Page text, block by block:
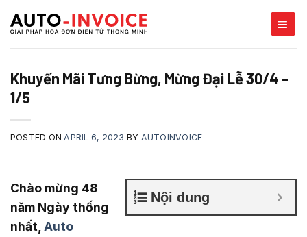
to
Khuyến Mãi Tưng Bừng, Mừng Đại Lễ 30/4 –
1/5
POSTED ONAPRIL 6, 2023 BY AUTOINVOICE
Nội dung
Chào mừng 48
năm Ngày thống
nhất, Auto